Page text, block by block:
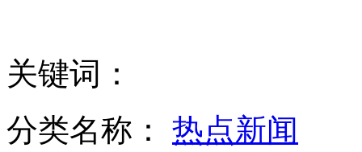
印"黑公交轮奸案"一嫌疑人狱中上吊
俄科学家在南极发现“全新细菌”
关键词：
分类名称： 热点新闻